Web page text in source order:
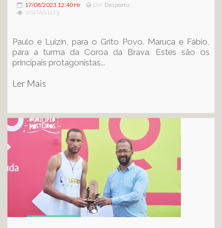
17/08/2023 12:40 Hr EM: Desporto
VISITAS 1123
Paulo e Luizin, para o Grito Povo. Maruca e Fábio,
para a turma da Coroa da Brava. Estes são os
principais protagonistas...
Ler Mais